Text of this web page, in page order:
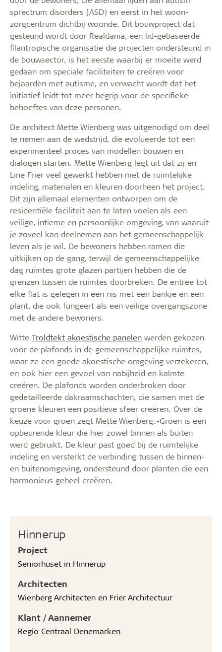
Hinnerup
Project
Seniorhuset in Hinnerup
Architecten
Wienberg Architecten en Frier Architectuur
Klant / Aannemer
Regio Centraal Denemarken
sprectrum disorders (ASD) en eerst in het woon-
zorgcentrum dichtbij woonde. Dit bouwproject dat
gesteund wordt door Realdania, een lid-gebaseerde
filantropische organisatie die projecten ondersteund in
de bouwsector, is het eerste waarbij er moeite werd
gedaan om speciale faciliteiten te creëren voor
bejaarden met autisme, en verwacht wordt dat het
initiatief leidt tot meer begrip voor de specifieke
behoeftes van deze personen.
De architect Mette Wienberg was uitgenodigd om deel
te nemen aan de wedstrijd, die evolueerde tot een
experimenteel proces van modellen bouwen en
dialogen starten. Mette Wienberg legt uit dat zij en
Line Frier veel gewerkt hebben met de ruimtelijke
indeling, materialen en kleuren doorheen het project.
Dit zijn allemaal elementen ontworpen om de
residentiële faciliteit aan te laten voelen als een
veilige, intieme en persoonlijke omgeving, van waaruit
je zoveel kan deelnemen aan het gemeenschappelijk
leven als je wil. De bewoners hebben ramen die
uitkijken op de gang, terwijl de gemeenschappelijke
dag ruimtes grote glazen partijen hebben die de
grenzen tussen de ruimtes doorbreken. De entree tot
elke flat is gelegen in een nis met een bankje en een
plant, die ook fungeert als een veilige overgangszone
met de andere bewoners.
Witte Troldtekt akoestische panelen werden gekozen
voor de plafonds in de gemeenschappelijke ruimtes,
waar ze een goede akoestische omgeving verzekeren,
en ook hier een gevoel van nabijheid en kalmte
creëren. De plafonds worden onderbroken door
gedetailleerde dakraamschachten, die samen met de
groene kleuren een positieve sfeer creëren. Over de
keuze voor groen zegt Mette Wienberg:-Groen is een
opbeurende kleur die hier zowel binnen als buiten
werd gebruikt. De kleur past goed bij de ruimtelijke
indeling en versterkt de verbinding tussen de binnen-
en buitenomgeving, ondersteund door planten die een
harmonieus geheel creëren.